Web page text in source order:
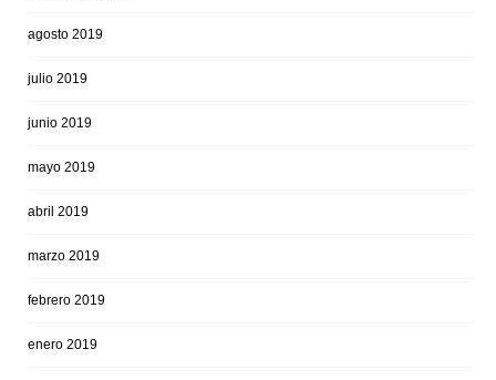
agosto 2019
julio 2019
junio 2019
mayo 2019
abril 2019
marzo 2019
febrero 2019
enero 2019